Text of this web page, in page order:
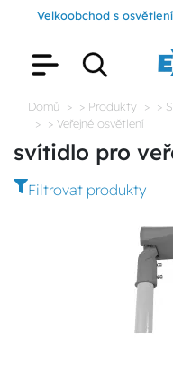
Velkoobchod s
Domů > Produkty >
> Veřejné osvětlení
svítidlo pro
Filtrovat produkty